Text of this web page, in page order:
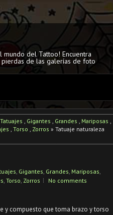
del Tattoo! Encuentra
de las galerías de foto
, Gigantes , Grandes , Mariposas ,
, Torso , Zorros » Tatuaje naturaleza
, Gigantes, Grandes, Mariposas,
, Torso, Zorros No comments
y compuesto que toma brazo y torso